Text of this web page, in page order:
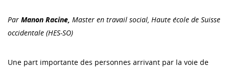
Par Manon Racine, Master en travail social, Haute école de Suisse
occidentale (HES-SO)
Une part importante des personnes arrivant par la voie de